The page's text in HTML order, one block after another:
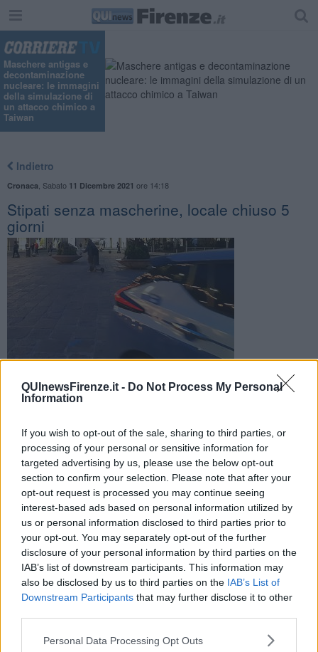
QUInewsFirenze.it - Do Not Process My Personal
Information
If you wish to opt-out of the sale, sharing to third parties, or
processing of your personal or sensitive information for
targeted advertising by us, please use the below opt-out
section to confirm your selection. Please note that after your
opt-out request is processed you may continue seeing
interest-based ads based on personal information utilized by
us or personal information disclosed to third parties prior to
your opt-out. You may separately opt-out of the further
disclosure of your personal information by third parties on the
IAB’s list of downstream participants. This information may
also be disclosed by us to third parties on the IAB’s List of
Downstream Participants that may further disclose it to other
Personal Data Processing Opt Outs
Maschere antigas e
decontaminazione
nucleare: le immagini
della simulazione di
un attacco chimico a
Taiwan
Indietro
Cronaca Sabato 11 Dicembre 2021 ore 14:18
​Stipati senza mascherine, locale chiuso 5
giorni
Nel locale sono entrati i poliziotti che hanno ravvisato la
presenza di numerose persone, non distanziate e prive dei
dispositivi di protezione
FIRENZE —Una sospensione di cinque giorni, è la sanzione
comminata ad un noto locale della movida, nel centro storico di
Firenze.
Gli agenti stavano effettuando alcuni controlli nella notte tra venerdì
e sabato quando sono arrivati nel locale dove, al primo piano,
sarebbe stato rilevato un numero eccessivo di persone,
assembrate e prive di mascherina.